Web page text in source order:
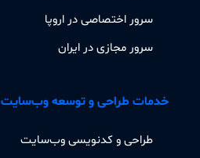
سرور اختصاصی در اروپا
سرور مجازی در ایران
خدمات طراحی و توسعه وب‌سایت
طراحی و کدنویسی وب‌سایت